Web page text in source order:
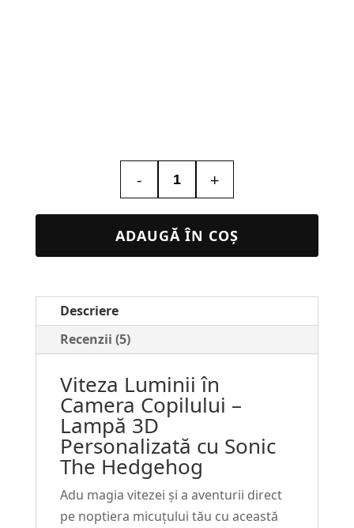
-
Cantitate
Lampa
3D
Personalizată
Poză
Cadou
Special
pentru
#207
+
ADAUGĂ ÎN COȘ
Descriere
Recenzii (5)
Viteza Luminii în
Camera Copilului –
Lampă 3D
Personalizată cu Sonic
The Hedgehog
Adu magia vitezei și a aventurii direct
pe noptiera micuțului tău cu această